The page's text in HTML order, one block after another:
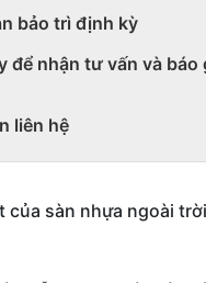
bảo trì định kỳ
để nhận tư vấn và báo
liên hệ
của sàn nhựa ngoài trời